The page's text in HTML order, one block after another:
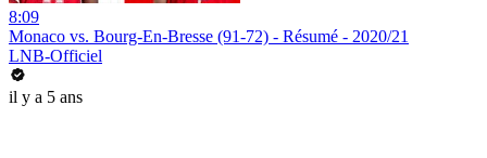
8:09
Monaco vs. Bourg-En-Bresse (91-72) - Résumé - 2020/21
LNB-Officiel
il y a 5 ans